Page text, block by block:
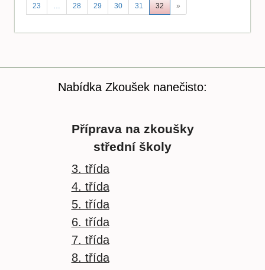
23 … 28 29 30 31 32 »
Nabídka Zkoušek nanečisto:
Příprava na zkoušky
střední školy
3. třída
4. třída
5. třída
6. třída
7. třída
8. třída